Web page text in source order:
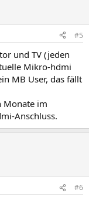
#5
und TV (jeden
Mikro-hdmi
MB User, das fällt
Monate im
Anschluss.
#6